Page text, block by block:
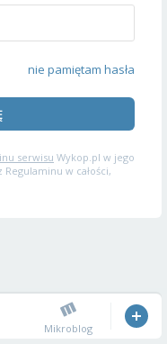
nie pamiętam hasła
serwisu Wykop.pl w jego
w całości,
Mikroblog